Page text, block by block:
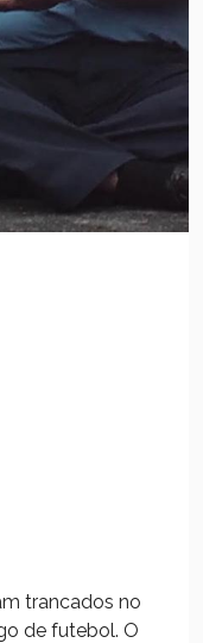
trancados no
de futebol. O